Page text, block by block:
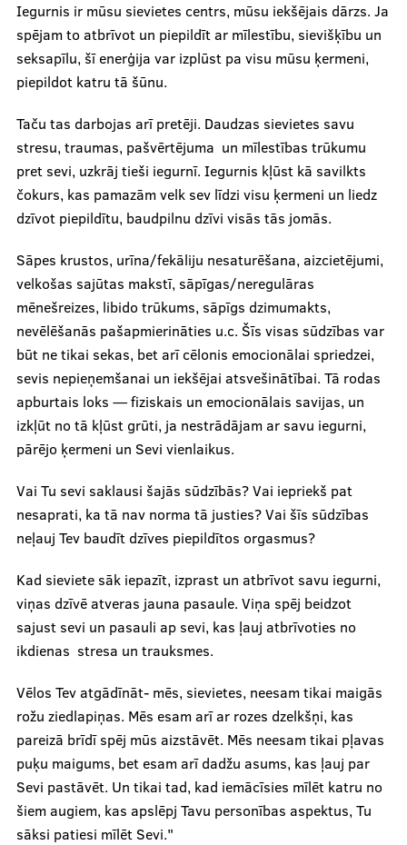
Iegurnis ir mūsu sievietes centrs, mūsu iekšējais dārzs. Ja
spējam to atbrīvot un piepildīt ar mīlestību, sievišķību un
seksapīlu, šī enerģija var izplūst pa visu mūsu ķermeni,
piepildot katru tā šūnu.
Taču tas darbojas arī pretēji. Daudzas sievietes savu
stresu, traumas, pašvērtējuma un mīlestības trūkumu
pret sevi, uzkrāj tieši iegurnī. Iegurnis kļūst kā savilkts
čokurs, kas pamazām velk sev līdzi visu ķermeni un liedz
dzīvot piepildītu, baudpilnu dzīvi visās tās jomās.
Sāpes krustos, urīna/fekāliju nesaturēšana, aizcietējumi,
velkošas sajūtas makstī, sāpīgas/neregulāras
mēnešreizes, libido trūkums, sāpīgs dzimumakts,
nevēlēšanās pašapmierināties u.c. Šīs visas sūdzības var
būt ne tikai sekas, bet arī cēlonis emocionālai spriedzei,
sevis nepieņemšanai un iekšējai atsvešinātībai. Tā rodas
apburtais loks — fiziskais un emocionālais savijas, un
izkļūt no tā kļūst grūti, ja nestrādājam ar savu iegurni,
pārējo ķermeni un Sevi vienlaikus.
Vai Tu sevi saklausi šajās sūdzībās? Vai iepriekš pat
nesaprati, ka tā nav norma tā justies? Vai šīs sūdzības
neļauj Tev baudīt dzīves piepildītos orgasmus?
Kad sieviete sāk iepazīt, izprast un atbrīvot savu iegurni,
viņas dzīvē atveras jauna pasaule. Viņa spēj beidzot
sajust sevi un pasauli ap sevi, kas ļauj atbrīvoties no
ikdienas stresa un trauksmes.
Vēlos Tev atgādīnāt- mēs, sievietes, neesam tikai maigās
rožu ziedlapiņas. Mēs esam arī ar rozes dzelkšņi, kas
pareizā brīdī spēj mūs aizstāvēt. Mēs neesam tikai pļavas
puķu maigums, bet esam arī dadžu asums, kas ļauj par
Sevi pastāvēt. Un tikai tad, kad iemācīsies mīlēt katru no
šiem augiem, kas apslēpj Tavu personības aspektus, Tu
sāksi patiesi mīlēt Sevi."